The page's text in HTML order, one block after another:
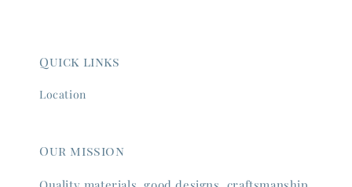
Quick links
Location
Our mission